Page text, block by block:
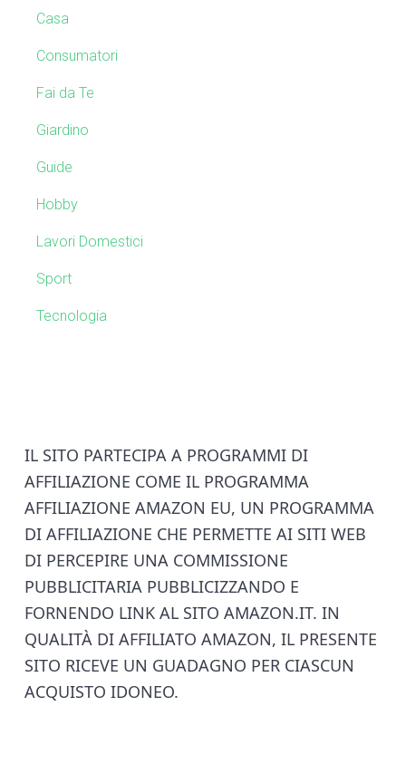
S
d
e
b
a
h
s
e
b
i
Casa
Consumatori
Fai da Te
Giardino
Guide
Hobby
Lavori Domestici
Sport
Tecnologia
IL SITO PARTECIPA A PROGRAMMI DI
AFFILIAZIONE COME IL PROGRAMMA
AFFILIAZIONE AMAZON EU, UN PROGRAMMA
DI AFFILIAZIONE CHE PERMETTE AI SITI WEB
DI PERCEPIRE UNA COMMISSIONE
PUBBLICITARIA PUBBLICIZZANDO E
FORNENDO LINK AL SITO AMAZON.IT. IN
QUALITÀ DI AFFILIATO AMAZON, IL PRESENTE
SITO RICEVE UN GUADAGNO PER CIASCUN
ACQUISTO IDONEO.